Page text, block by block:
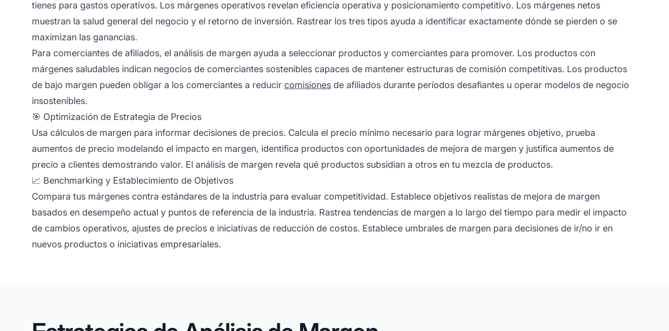
tienes para gastos operativos. Los márgenes operativos revelan eficiencia operativa y posicionamiento competitivo. Los márgenes netos
muestran la salud general del negocio y el retorno de inversión. Rastrear los tres tipos ayuda a identificar exactamente dónde se pierden o se
maximizan las ganancias.
Para comerciantes de afiliados, el análisis de margen ayuda a seleccionar productos y comerciantes para promover. Los productos con
márgenes saludables indican negocios de comerciantes sostenibles capaces de mantener estructuras de comisión competitivas. Los productos
de bajo margen pueden obligar a los comerciantes a reducir comisiones de afiliados durante períodos desafiantes u operar modelos de negocio
insostenibles.
🎯 Optimización de Estrategia de Precios
Usa cálculos de margen para informar decisiones de precios. Calcula el precio mínimo necesario para lograr márgenes objetivo, prueba
aumentos de precio modelando el impacto en margen, identifica productos con oportunidades de mejora de margen y justifica aumentos de
precio a clientes demostrando valor. El análisis de margen revela qué productos subsidian a otros en tu mezcla de productos.
📈 Benchmarking y Establecimiento de Objetivos
Compara tus márgenes contra estándares de la industria para evaluar competitividad. Establece objetivos realistas de mejora de margen
basados en desempeño actual y puntos de referencia de la industria. Rastrea tendencias de margen a lo largo del tiempo para medir el impacto
de cambios operativos, ajustes de precios e iniciativas de reducción de costos. Establece umbrales de margen para decisiones de ir/no ir en
nuevos productos o iniciativas empresariales.